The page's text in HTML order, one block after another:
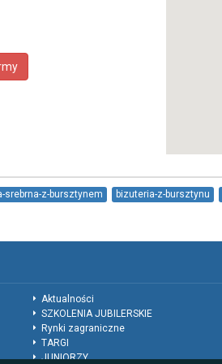
srebrna-z-bursztynem bizuteria-z-bursztynu
Aktualności
SZKOLENIA JUBILERSKIE
Rynki zagraniczne
TARGI
JUNIORZY